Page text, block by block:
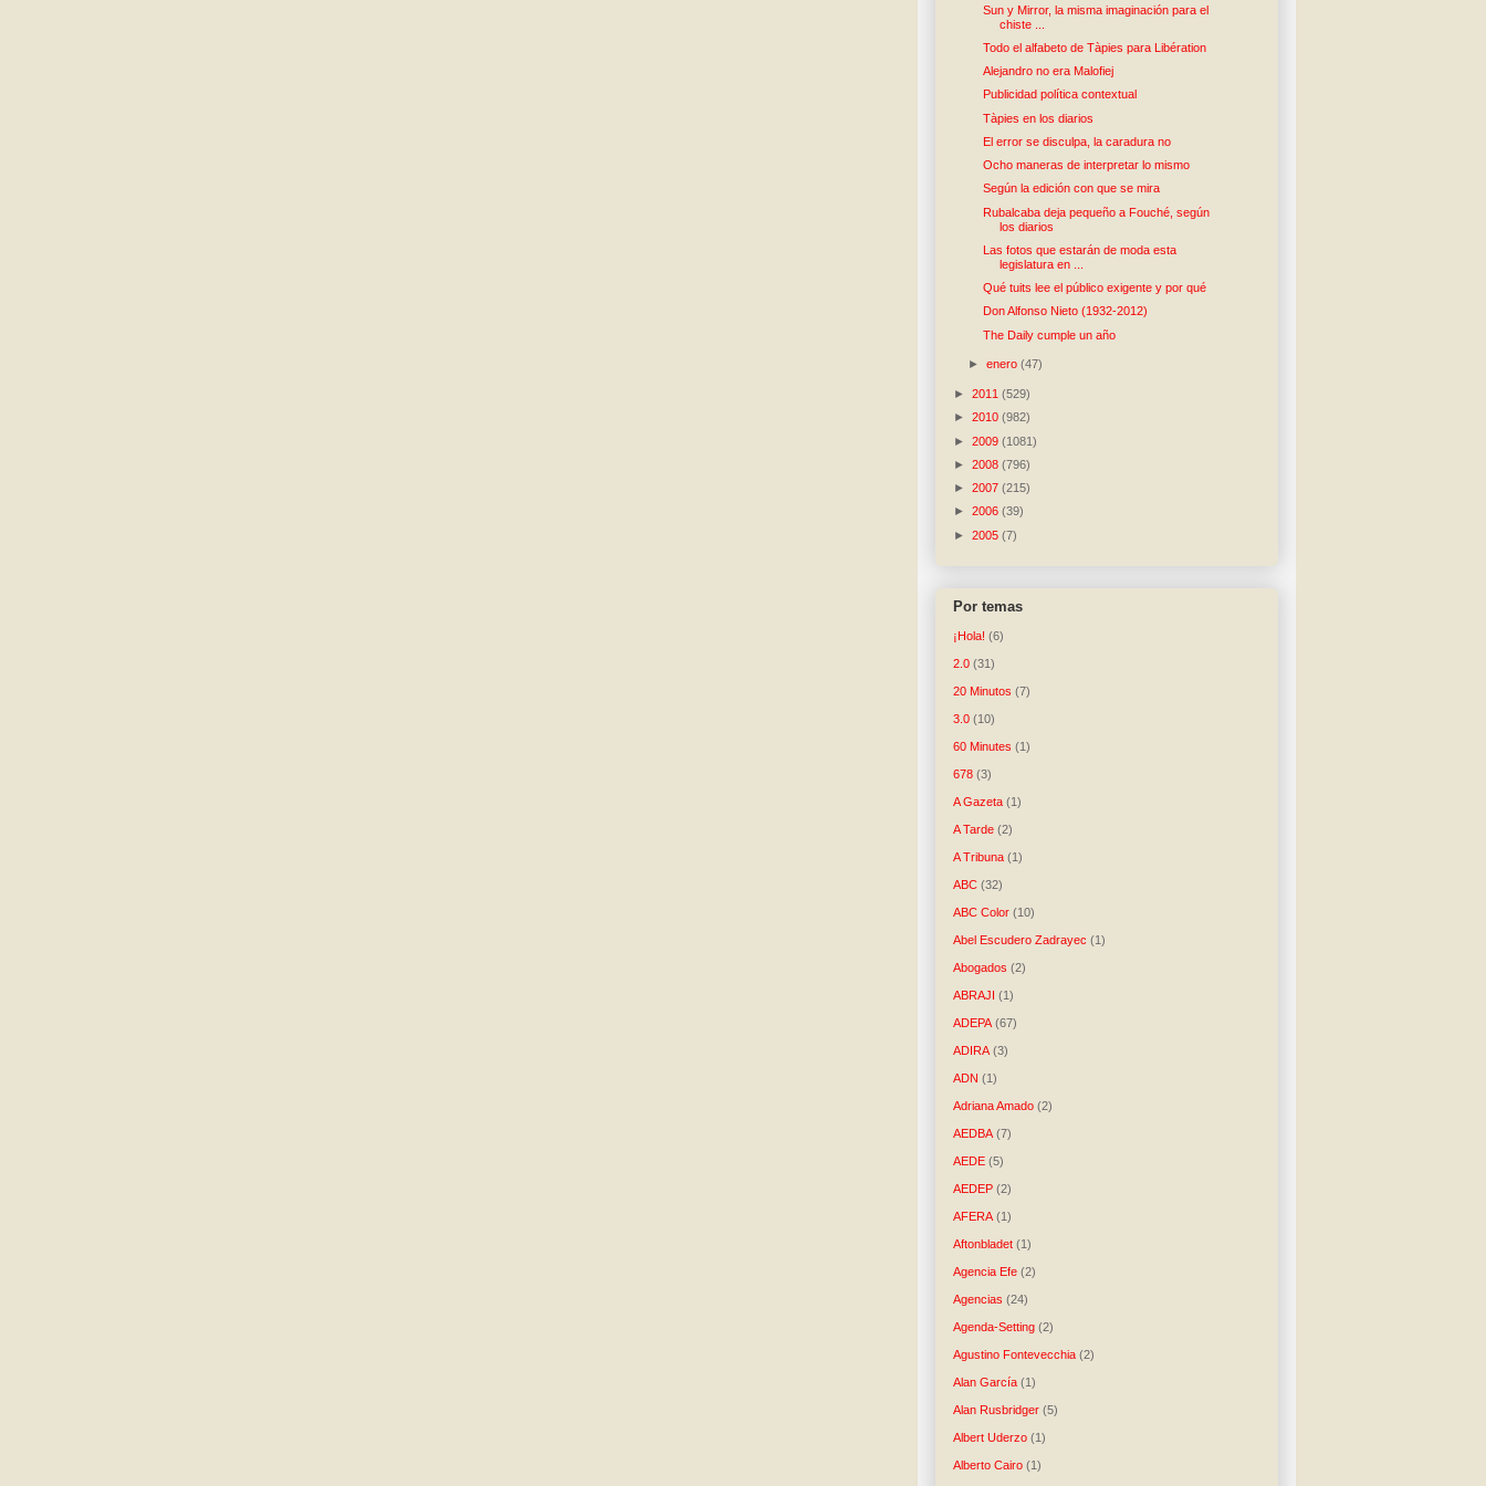
Sun y Mirror, la misma imaginación para el
chiste ...
Todo el alfabeto de Tàpies para Libération
Alejandro no era Malofiej
Publicidad política contextual
Tàpies en los diarios
El error se disculpa, la caradura no
Ocho maneras de interpretar lo mismo
Según la edición con que se mira
Rubalcaba deja pequeño a Fouché, según
los diarios
Las fotos que estarán de moda esta
legislatura en ...
Qué tuits lee el público exigente y por qué
Don Alfonso Nieto (1932-2012)
The Daily cumple un año
►enero(47)
► 2011 (529)
► 2010 (982)
► 2009 (1081)
► 2008 (796)
► 2007 (215)
► 2006 (39)
► 2005 (7)
Por temas
¡Hola! (6)
2.0 (31)
20 Minutos (7)
3.0 (10)
60 Minutes (1)
678 (3)
A Gazeta (1)
A Tarde (2)
A Tribuna (1)
ABC (32)
ABC Color (10)
Abel Escudero Zadrayec (1)
Abogados (2)
ABRAJI (1)
ADEPA (67)
ADIRA (3)
ADN (1)
Adriana Amado (2)
AEDBA (7)
AEDE (5)
AEDEP (2)
AFERA (1)
Aftonbladet (1)
Agencia Efe (2)
Agencias (24)
Agenda-Setting (2)
Agustino Fontevecchia (2)
Alan García (1)
Alan Rusbridger (5)
Albert Uderzo (1)
Alberto Cairo (1)